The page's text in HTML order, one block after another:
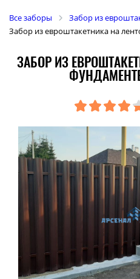
Все заборы
Забор из
Забор из евроштакетника на
ЗАБОР ИЗ